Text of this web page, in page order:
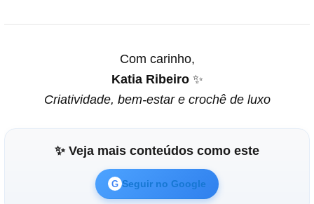
Com carinho,
Katia Ribeiro✨
Criatividade, bem-estar e crochê de luxo
✨ Veja mais conteúdos como este
G Seguir no Google